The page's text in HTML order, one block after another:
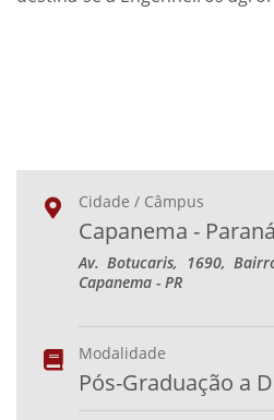
Cidade / Câmpus
Capanema - Paraná
Av. Botucaris, 1690,
Capanema - PR
Modalidade
Pós-Graduação a